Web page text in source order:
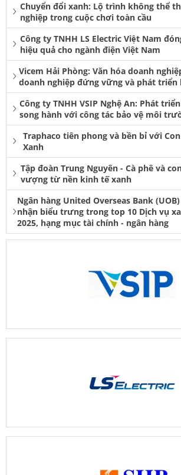
Chuyển đổi xanh: Lộ trình không thể
nghiệp trong cuộc chơi toàn cầu
Công ty TNHH LS Electric Việt Nam
hiệu quả cho ngành điện Việt Nam
Vicem Hải Phòng: Văn hóa doanh
doanh nghiệp đứng vững và phát triển
Công ty TNHH VSIP Nghệ An: Phát
song hành với công tác bảo vệ môi
Traphaco tiên phong và bền bỉ với
Xanh
Tập đoàn Trung Nguyên - Cà phê và
vượng từ nền kinh tế xanh
Ngân hàng United Overseas Bank
nhận biểu trưng trong top 10 Dịch vụ
2025, hạng mục tài chính - ngân hàng